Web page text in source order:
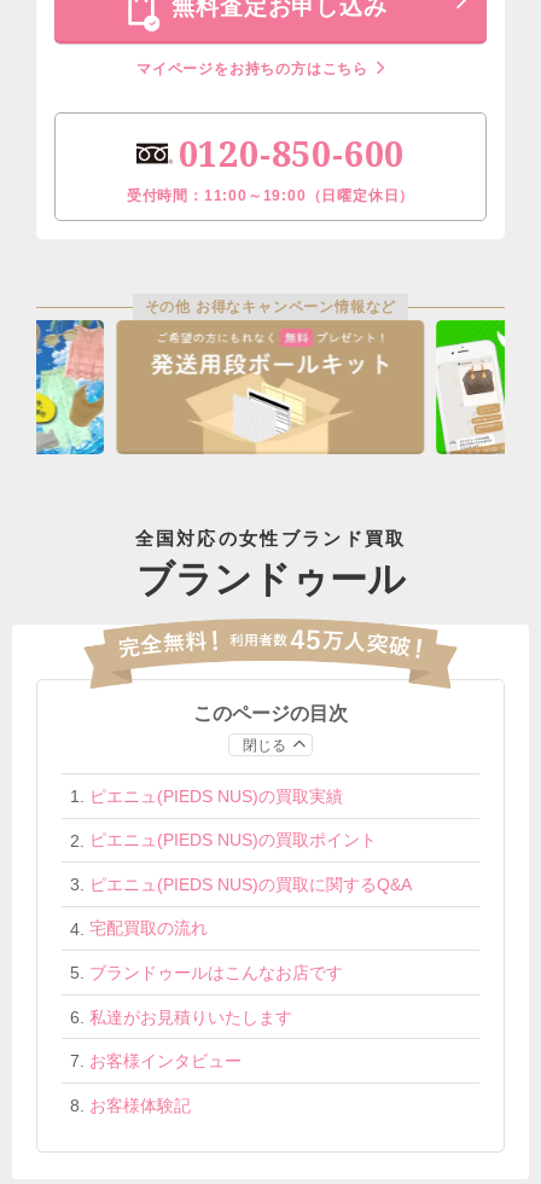
無料査定お申し込み
マイページをお持ちの方はこちら
0120-850-600
受付時間：11:00～19:00（日曜定休日）
その他 お得なキャンペーン情報など
全国対応の女性ブランド買取
ブランドゥール
このページの目次
閉じる
ピエニュ(PIEDS NUS)の買取実績
ピエニュ(PIEDS NUS)の買取ポイント
ピエニュ(PIEDS NUS)の買取に関するQ&A
宅配買取の流れ
ブランドゥールはこんなお店です
私達がお見積りいたします
お客様インタビュー
お客様体験記